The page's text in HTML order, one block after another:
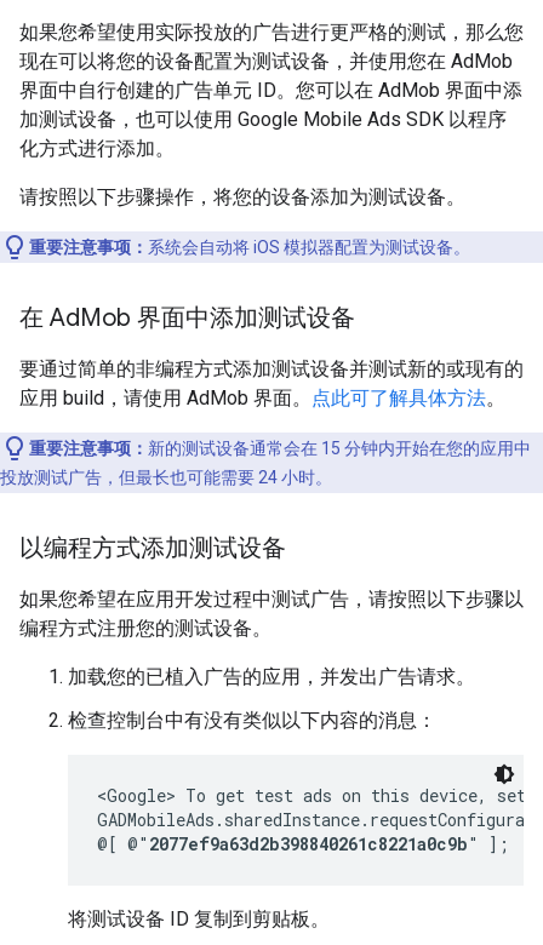
如果您希望使用实际投放的广告进行更严格的测试，那么您
现在可以将您的设备配置为测试设备，并使用您在 AdMob
界面中自行创建的广告单元 ID。您可以在 AdMob 界面中添
加测试设备，也可以使用 Google Mobile Ads SDK 以程序
化方式进行添加。
请按照以下步骤操作，将您的设备添加为测试设备。
重要注意事项： 系统会自动将 iOS 模拟器配置为测试设备。
在 AdMob 界面中添加测试设备
要通过简单的非编程方式添加测试设备并测试新的或现有的
应用 build，请使用 AdMob 界面。
点此可了解具体方法。
重要注意事项： 新的测试设备通常会在 15 分钟内开始在您的应用中
投放测试广告，但最长也可能需要 24 小时。
以编程方式添加测试设备
如果您希望在应用开发过程中测试广告，请按照以下步骤以
编程方式注册您的测试设备。
加载您的已植入广告的应用，并发出广告请求。
检查控制台中有没有类似以下内容的消息：
<Google> To get test ads on this device, set:
@[ @" 2077ef9a63d2b398840261c8221a0c9b" ];
将测试设备 ID 复制到剪贴板。